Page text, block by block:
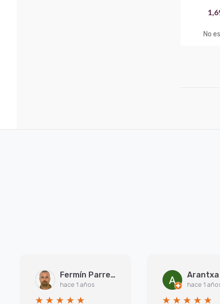
No
Fermín Parreño Torres
hace 1 años hace 1